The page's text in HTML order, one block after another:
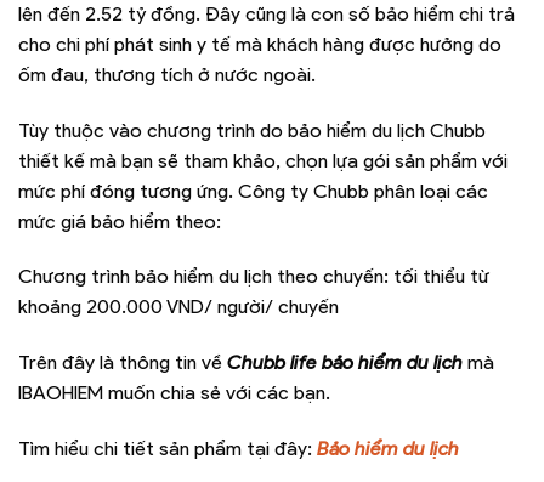
lên đến 2.52 tỷ đồng. Đây cũng là con số bảo hiểm chi trả
cho chi phí phát sinh y tế mà khách hàng được hưởng do
ốm đau, thương tích ở nước ngoài.
Tùy thuộc vào chương trình do bảo hiểm du lịch Chubb
thiết kế mà bạn sẽ tham khảo, chọn lựa gói sản phẩm với
mức phí đóng tương ứng. Công ty Chubb phân loại các
mức giá bảo hiểm theo:
Chương trình bảo hiểm du lịch theo chuyến: tối thiểu từ
khoảng 200.000 VND/ người/ chuyến
Trên đây là thông tin về Chubb life bảo hiểm du lịch mà
IBAOHIEM muốn chia sẻ với các bạn.
Tìm hiểu chi tiết sản phẩm tại đây: Bảo hiểm du lịch